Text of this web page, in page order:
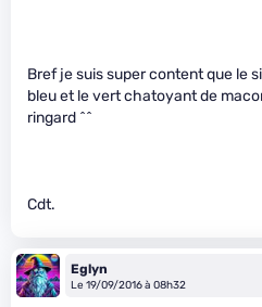
Bref je suis super content que le
bleu et le vert chatoyant de
ringard ^^
Cdt.
Eglyn
Le 19/09/2016 à 08h32